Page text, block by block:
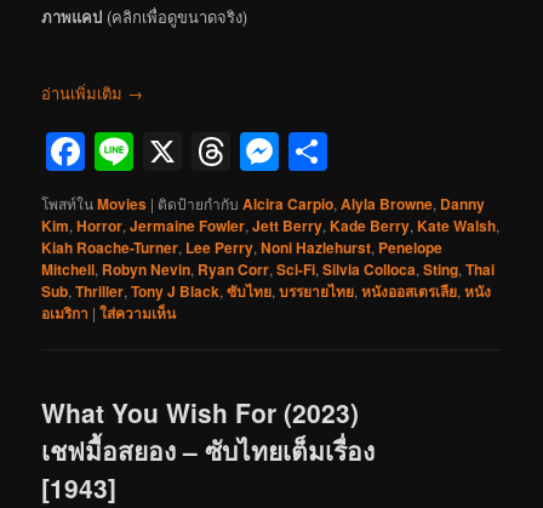
ภาพแคป (คลิกเพื่อดูขนาดจริง)
อ่านเพิ่มเติม →
Facebook
Line
X Threads
Messenger
โพสท์ในMovies | ติดป้ายกำกับ Alcira Carpio,Alyla Browne, Danny
Kim,Horror,Jermaine Fowler,Jett Berry,Kade Berry,Kate Walsh,
Kiah Roache-Turner, Lee Perry,Noni Hazlehurst, Penelope
Mitchell, Robyn Nevin, Ryan Corr,Sci-Fi,Silvia Colloca,Sting,Thai
Sub,Thriller,Tony J Black,ซับไทย,บรรยายไทย,หนังออสเตรเลีย,หนัง
อเมริกา |ใส่ความเห็น
What You Wish For (2023)
เชฟมื้อสยอง – ซับไทยเต็มเรื่อง
[1943]